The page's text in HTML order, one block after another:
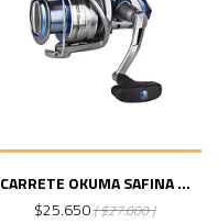
CARRETE OKUMA SAFINA ...
$25.650( $27.000 )